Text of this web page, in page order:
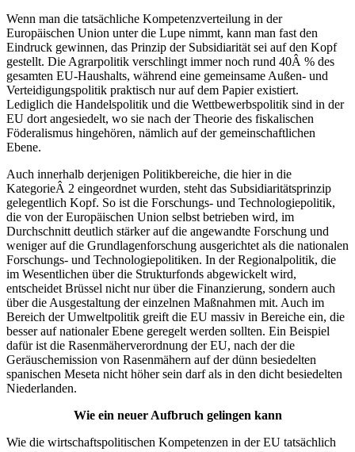
Wenn man die tatsächliche Kompetenzverteilung in der
Europäischen Union unter die Lupe nimmt, kann man fast den
Eindruck gewinnen, das Prinzip der Subsidiarität sei auf den Kopf
gestellt. Die Agrarpolitik verschlingt immer noch rund 40Â % des
gesamten EU-Haushalts, während eine gemeinsame Außen- und
Verteidigungspolitik praktisch nur auf dem Papier existiert.
Lediglich die Handelspolitik und die Wettbewerbspolitik sind in der
EU dort angesiedelt, wo sie nach der Theorie des fiskalischen
Föderalismus hingehören, nämlich auf der gemeinschaftlichen
Ebene.
Auch innerhalb derjenigen Politikbereiche, die hier in die
KategorieÂ 2 eingeordnet wurden, steht das Subsidiaritätsprinzip
gelegentlich Kopf. So ist die Forschungs- und Technologiepolitik,
die von der Europäischen Union selbst betrieben wird, im
Durchschnitt deutlich stärker auf die angewandte Forschung und
weniger auf die Grundlagenforschung ausgerichtet als die nationalen
Forschungs- und Technologiepolitiken. In der Regionalpolitik, die
im Wesentlichen über die Strukturfonds abgewickelt wird,
entscheidet Brüssel nicht nur über die Finanzierung, sondern auch
über die Ausgestaltung der einzelnen Maßnahmen mit. Auch im
Bereich der Umweltpolitik greift die EU massiv in Bereiche ein, die
besser auf nationaler Ebene geregelt werden sollten. Ein Beispiel
dafür ist die Rasenmäherverordnung der EU, nach der die
Geräuschemission von Rasenmähern auf der dünn besiedelten
spanischen Meseta nicht höher sein darf als in den dicht besiedelten
Niederlanden.
Wie ein neuer Aufbruch gelingen kann
Wie die wirtschaftspolitischen Kompetenzen in der EU tatsächlich